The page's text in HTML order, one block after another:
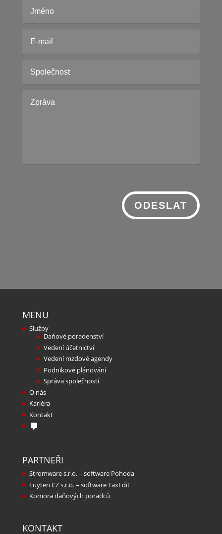
ODESLAT
MENU
Služby
Daňové poradenství
Vedení účetnictví
Vedení mzdové agendy
Podnikové plánování
Správa společností
O nás
Kariéra
Kontakt
PARTNEŘI
Stromware s.r.o. – software Pohoda
Luyten CZ s.r.o. – software TaxEdit
Komora daňových poradců
KONTAKT